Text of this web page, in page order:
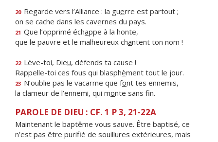
20 Regarde vers l’Alliance : la guerre est partout ;
on se cache dans les cavernes du pays.
21 Que l’opprimé échappe à la honte,
que le pauvre et le malheureux chantent ton nom !
22 Lève-toi, Dieu, défends ta cause !
Rappelle-toi ces fous qui blasphèment tout le jour.
23 N’oublie pas le vacarme que font tes ennemis,
la clameur de l’ennemi, qui monte sans fin.
PAROLE DE DIEU : CF. 1 P 3, 21-22A
Maintenant le baptême vous sauve. Être baptisé, ce
n’est pas être purifié de souillures extérieures, mais